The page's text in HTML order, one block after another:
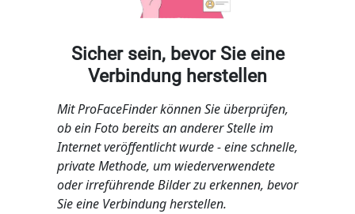
Sicher sein, bevor Sie eine
Verbindung herstellen
Mit ProFaceFinder können Sie überprüfen,
ob ein Foto bereits an anderer Stelle im
Internet veröffentlicht wurde - eine schnelle,
private Methode, um wiederverwendete
oder irreführende Bilder zu erkennen, bevor
Sie eine Verbindung herstellen.